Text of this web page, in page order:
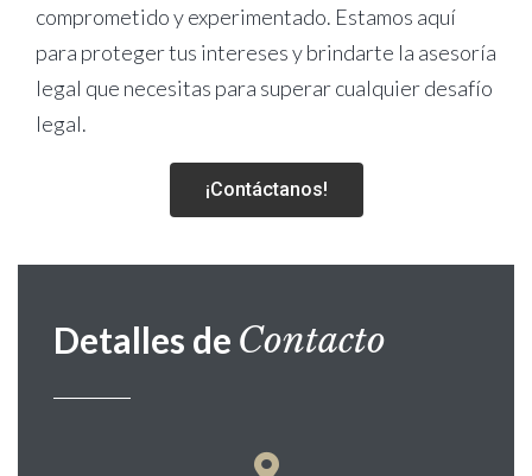
comprometido y experimentado. Estamos aquí
para proteger tus intereses y brindarte la asesoría
legal que necesitas para superar cualquier desafío
legal.
¡Contáctanos!
Detalles de Contacto